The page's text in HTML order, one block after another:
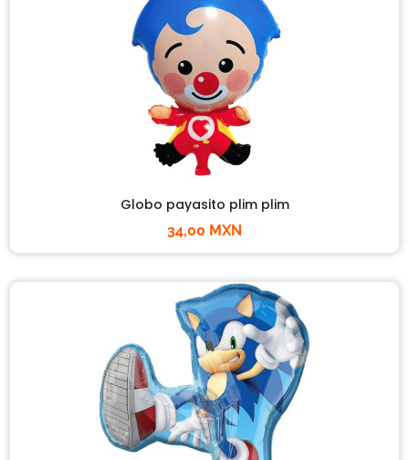
Globo payasito plim plim
34,00 MXN